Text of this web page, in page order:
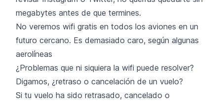
megabytes antes de que termines.
No veremos wifi gratis en todos los aviones en un
futuro cercano. Es demasiado caro, según algunas
aerolíneas
¿Problemas que ni siquiera la wifi puede resolver?
Digamos, ¿retraso o cancelación de un vuelo?
Si tu vuelo ha sido retrasado, cancelado o